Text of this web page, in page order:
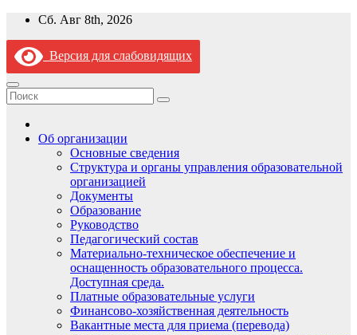
Перейти
содержимому
Сб. Авг 8th, 2026
Версия для слабовидящих
Об организации
Основные сведения
Структура и органы управления образовательной
организацией
Документы
Образование
Руководство
Педагогический состав
Материально-техническое обеспечение и
оснащенность образовательного процесса.
Доступная среда.
Платные образовательные услуги
Финансово-хозяйственная деятельность
Вакантные места для приема (перевода)